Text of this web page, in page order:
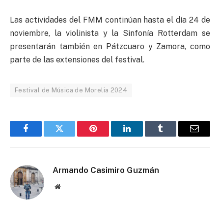
Las actividades del FMM continúan hasta el día 24 de
noviembre, la violinista y la Sinfonía Rotterdam se
presentarán también en Pátzcuaro y Zamora, como
parte de las extensiones del festival.
Festival de Música de Morelia 2024
FacebookTwitter Pinterest LinkedInTumblr Email
Armando Casimiro Guzmán
Website